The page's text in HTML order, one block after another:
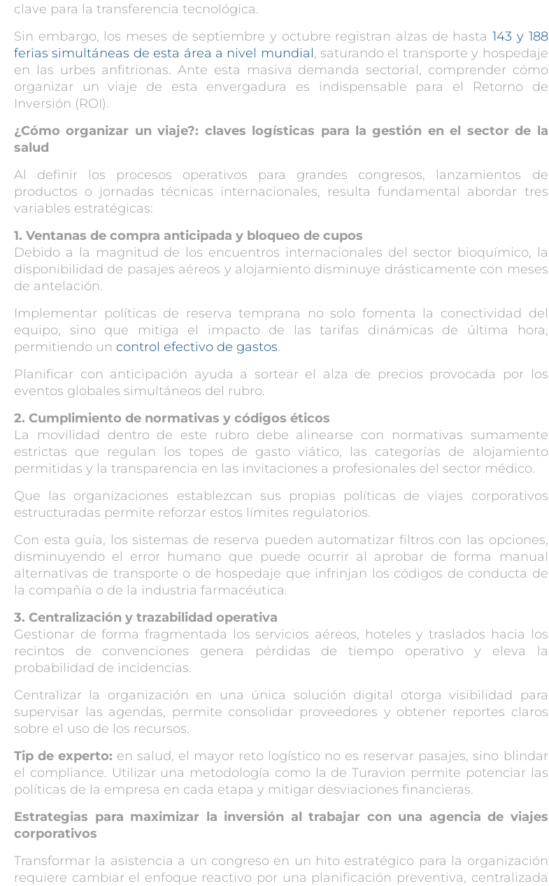
clave para la transferencia tecnológica.
Sin embargo, los meses de septiembre y octubre registran alzas de hasta143 y 188
ferias simultáneas de esta área a nivel mundial, saturando el transporte y hospedaje
en las urbes anfitrionas. Ante esta masiva demanda sectorial, comprender cómo
organizar un viaje de esta envergadura es indispensable para el Retorno de
Inversión (ROI).
¿Cómo organizar un viaje?:​ claves logísticas para la gestión en el sector de la
salud
Al definir los procesos operativos para grandes congresos, lanzamientos de
productos o jornadas técnicas internacionales, resulta fundamental abordar tres
variables estratégicas:
1. Ventanas de compra anticipada y bloqueo de cupos
Debido a la magnitud de los encuentros internacionales del sector bioquímico, la
disponibilidad de pasajes aéreos y alojamiento disminuye drásticamente con meses
de antelación.
Implementar políticas de reserva temprana no solo fomenta la conectividad del
equipo, sino que mitiga el impacto de las tarifas dinámicas de última hora,
permitiendo un control efectivo de gastos.
Planificar con anticipación ayuda a sortear el alza de precios provocada por los
eventos globales simultáneos del rubro.
2. Cumplimiento de normativas y códigos éticos
La movilidad dentro de este rubro debe alinearse con normativas sumamente
estrictas que regulan los topes de gasto viático, las categorías de alojamiento
permitidas y la transparencia en las invitaciones a profesionales del sector médico.
Que las organizaciones establezcan sus propias políticas deviajes corporativos
estructuradas permite reforzar estos límites regulatorios.
Con esta guía, los sistemas de reserva pueden automatizar filtros con las opciones,
disminuyendo el error humano que puede ocurrir al aprobar de forma manual
alternativas de transporte o de hospedaje que infrinjan los códigos de conducta de
la compañía o de la industria farmacéutica.
3. Centralización y trazabilidad operativa
Gestionar de forma fragmentada los servicios aéreos, hoteles y traslados hacia los
recintos de convenciones genera pérdidas de tiempo operativo y eleva la
probabilidad de incidencias.
Centralizar la organización en una única solución digital otorga visibilidad para
supervisar las agendas, permite consolidar proveedores y obtener reportes claros
sobre el uso de los recursos.
Tip de experto: en salud, el mayor reto logístico no es reservar pasajes, sino blindar
el compliance. Utilizar una metodología como la de Turavion permite potenciar las
políticas de la empresa en cada etapa y mitigar desviaciones financieras.
Estrategias para maximizar la inversión al trabajar con una agencia de viajes
corporativos
Transformar la asistencia a un congreso en un hito estratégico para la organización
requiere cambiar el enfoque reactivo por una planificación preventiva, centralizada